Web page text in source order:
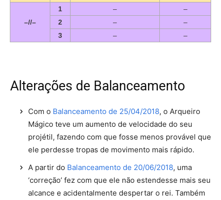
–//–
1 –
–
2
–
–
3
– –
Alterações de Balanceamento
Com o Balanceamento de 25/04/2018, o Arqueiro
Mágico teve um aumento de velocidade do seu
projétil, fazendo com que fosse menos provável que
ele perdesse tropas de movimento mais rápido.
A partir do Balanceamento de 20/06/2018, uma
‘correção’ fez com que ele não estendesse mais seu
alcance e acidentalmente despertar o rei. Também